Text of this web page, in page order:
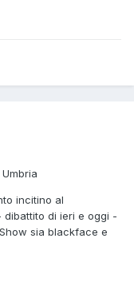
incitino al
di ieri e oggi -
sia blackface e